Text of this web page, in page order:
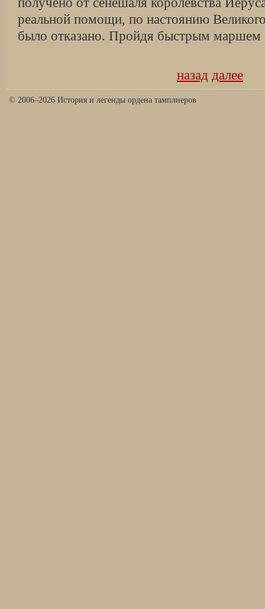
реальной помощи, по настоянию
было отказано. Пройдя быстрым маршем
назад далее
© 2006–2026 История и легенды ордена тамплиеров